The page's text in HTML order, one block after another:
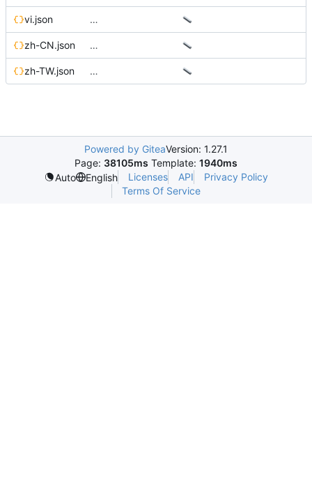
vi.json …
zh-CN.json …
zh-TW.json …
Powered by GiteaVersion: 1.27.1
Page: 38105ms Template: 1940ms
Auto
English Licenses API
Privacy Policy
Terms Of Service